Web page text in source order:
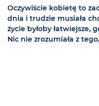
Oczywiście kobietę to
dnia i trudzie musiała
życie byłoby łatwiejsze,
Nic nie zrozumiała z